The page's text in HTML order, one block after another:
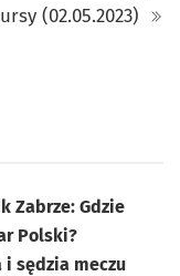
(02.05.2023)
Zabrze: Gdzie
Polski?
i sędzia meczu